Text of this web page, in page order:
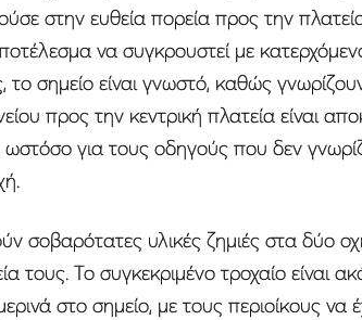
στην ευθεία πορεία προς την
να συγκρουστεί με
το σημείο είναι γνωστό, καθώς
προς την κεντρική πλατεία είναι
για τους οδηγούς που δεν
σοβαρότατες υλικές ζημιές στα δύο
τους. Το συγκεκριμένο τροχαίο είναι
στο σημείο, με τους περιοίκους να